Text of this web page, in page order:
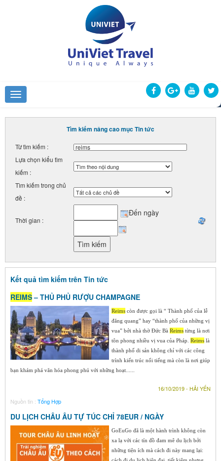
Tìm kiếm nâng cao mục Tin tức
Từ tìm kiếm :
Lựa chọn kiểu tìm
kiếm :
Tìm kiếm trong chủ
đề :
Thời gian :
Đến ngày
Kết quả tìm kiếm trên Tin tức
REIMS– THỦ PHỦ RƯỢU CHAMPAGNE
Reims còn được gọi là “ Thành phố của lễ
đăng quang” hay “thành phố của những vị
vua” bởi nhà thờ Đức Bà Reims từng là nơi
tôn phong nhiều vị vua của Pháp. Reims là
thành phố di sản không chỉ với các công
trình kiến trúc nổi tiếng mà còn là nơi giúp
bạn khám phá văn hóa phong phú với những hoạt......
16/10/2019 - HẢI YẾN
Nguồn tin : Tổng Hợp
DU LỊCH CHÂU ÂU TỰ TÚC CHỈ 78EUR / NGÀY
GoEuGo đã là một hành trình không còn
xa lạ với các tín đồ đam mê du lịch bởi
những tiện ích mà cách đi này mang lại: